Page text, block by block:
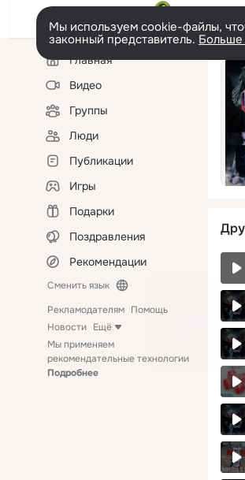
Мы используем cookie-файлы,
законный представитель.
Левая
колонкаГлавная
Видео
Группы
Люди
Публикации
Игры
Подарки
Поздравления
Рекомендации
Сменить язык
Рекламодателям Помощь
Новости Ещё
Мы применяем
рекомендательные технологии
Подробнее